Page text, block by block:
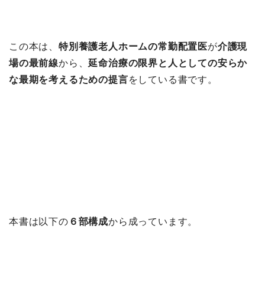
この本は、 特別養護老人ホームの常勤配置医が介護現
場の最前線から、延命治療の限界と人としての安らか
な最期を考えるための提言をしている書です。
本書は以下の ６部構成から成っています。